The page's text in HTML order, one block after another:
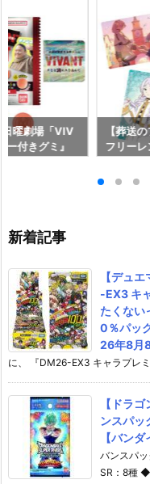
曜劇場「VIV
付きグミ』
バンダイ】20
【葬送
フリー
ー』食玩
イ】よ
新着記事
【デュ
-EX3 キ
たくない
0％パッ
26年8月
に、 『DM26-EX3 キャラプレ
【ドラ
ンスパッ
【バン
バンスパ
SR：8種